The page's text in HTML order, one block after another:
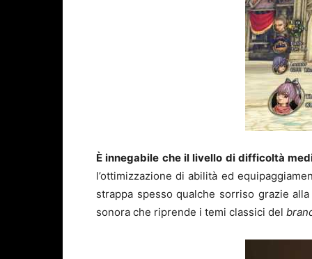
È innegabile che il livello di difficoltà
l’ottimizzazione di abilità ed
strappa spesso qualche sorriso grazie
sonora che riprende i temi classici del